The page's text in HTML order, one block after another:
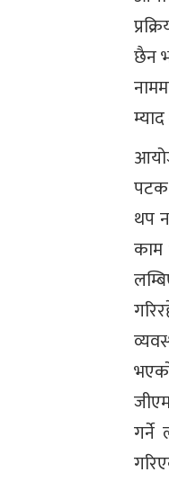
छैन
पटक
थप
काम
गर्ने